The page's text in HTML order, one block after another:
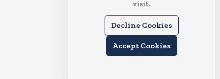
visit.
Decline Cookies
Accept Cookies